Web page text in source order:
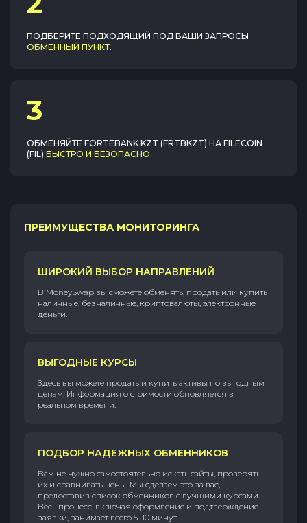
ПОДБЕРИТЕ ПОДХОДЯЩИЙ ПОД ВАШИ ЗАПРОСЫ
ОБМЕННЫЙ ПУНКТ.
3
ОБМЕНЯЙТЕ FORTEBANK KZT (FRTBKZT) НА FILECOIN
(FIL) БЫСТРО И БЕЗОПАСНО.
ПРЕИМУЩЕСТВА МОНИТОРИНГА
ШИРОКИЙ ВЫБОР НАПРАВЛЕНИЙ
В MoneySwap вы сможете обменять, продать или купить
наличные, безналичные, криптовалюты, электронные
деньги.
ВЫГОДНЫЕ КУРСЫ
Здесь вы можете продать и купить активы по выгодным
ценам. Информация о стоимости обновляется в
реальном времени.
ПОДБОР НАДЕЖНЫХ ОБМЕННИКОВ
Вам не нужно самостоятельно искать сайты, проверять
их и сравнивать цены. Мы сделаем это за вас,
предоставив список обменников с лучшими курсами.
Весь процесс, включая оформление и подтверждение
заявки, занимает всего 5–10 минут.